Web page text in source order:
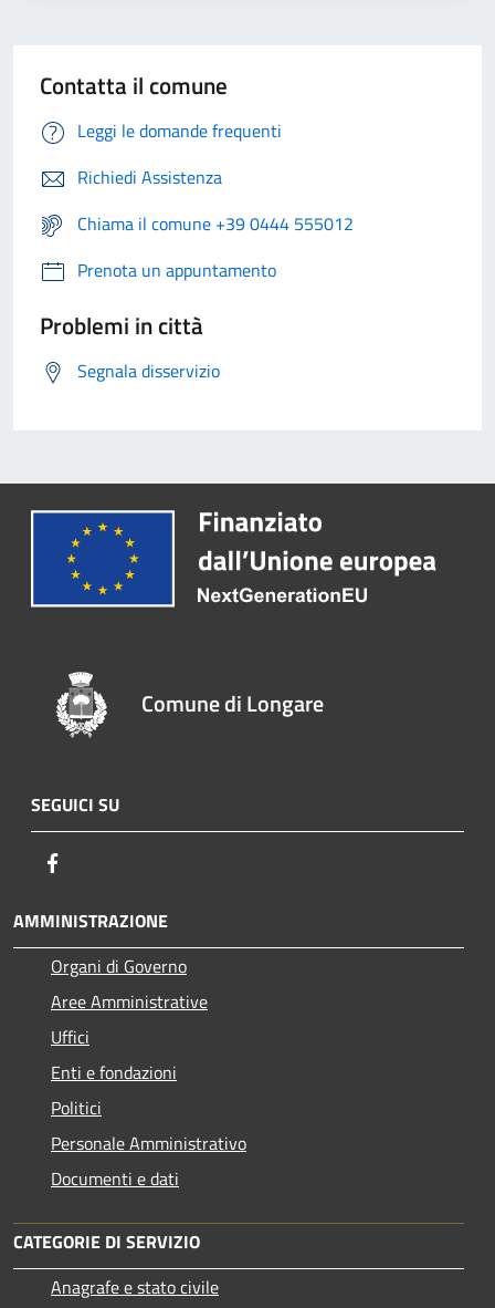
Contatta il comune
Leggi le domande frequenti
Richiedi Assistenza
Chiama il comune +39 0444 555012
Prenota un appuntamento
Problemi in città
Segnala disservizio
Comune di Longare
SEGUICI SU
AMMINISTRAZIONE
Organi di Governo
Aree Amministrative
Uffici
Enti e fondazioni
Politici
Personale Amministrativo
Documenti e dati
CATEGORIE DI SERVIZIO
Anagrafe e stato civile